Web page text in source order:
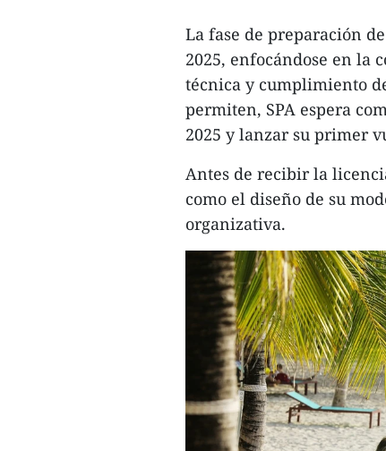
La fase de preparación
2025, enfocándose en la
técnica y cumplimiento
permiten, SPA espera
2025 y lanzar su primer
Antes de recibir la
como el diseño de su
organizativa.